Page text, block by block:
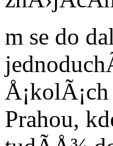
m se do
Prahou,